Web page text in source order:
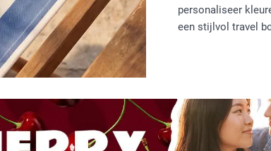
personaliseer
een stijlvol travel